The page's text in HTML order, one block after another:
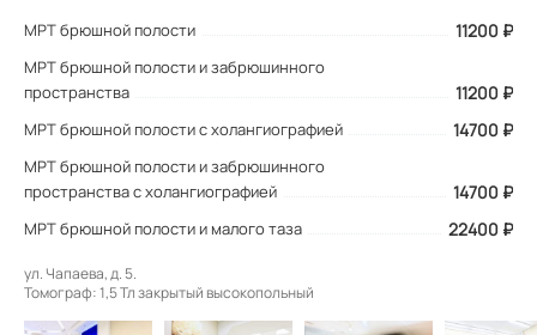
МРТ брюшной полости 11200 ₽
МРТ брюшной полости и забрюшинного
пространства
11200 ₽
МРТ брюшной полости с холангиографией 14700 ₽
МРТ брюшной полости и забрюшинного
пространства с холангиографией
14700 ₽
МРТ брюшной полости и малого таза 22400 ₽
ул. Чапаева, д. 5.
Томограф: 1,5 Тл закрытый высокопольный